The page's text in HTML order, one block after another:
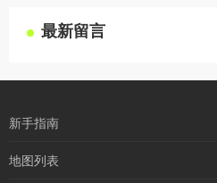
最新留言
新手指南
购买流程
地图列表